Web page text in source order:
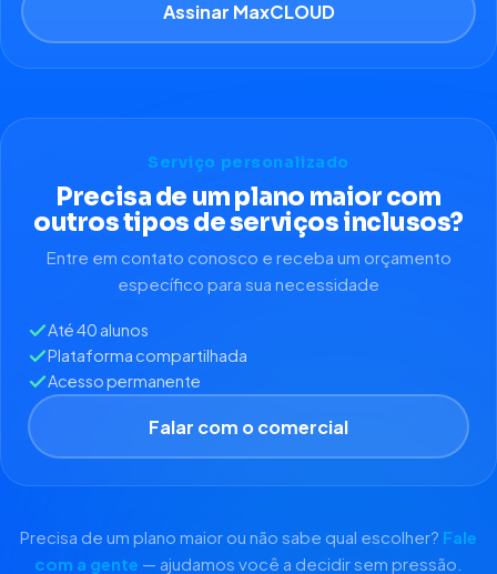
Assinar MaxCLOUD
Serviço personalizado
Precisa de um plano maior com
outros tipos de serviços inclusos?
Entre em contato conosco e receba um orçamento
específico para sua necessidade
Até 40 alunos
Plataforma compartilhada
Acesso permanente
Falar com o comercial
Precisa de um plano maior ou não sabe qual escolher? Fale
com a gente — ajudamos você a decidir sem pressão.